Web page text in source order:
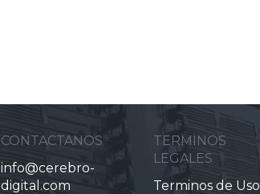
CONTACTANOS
info@cerebro-
digital.com
TERMINOS
LEGALES
Terminos de Uso